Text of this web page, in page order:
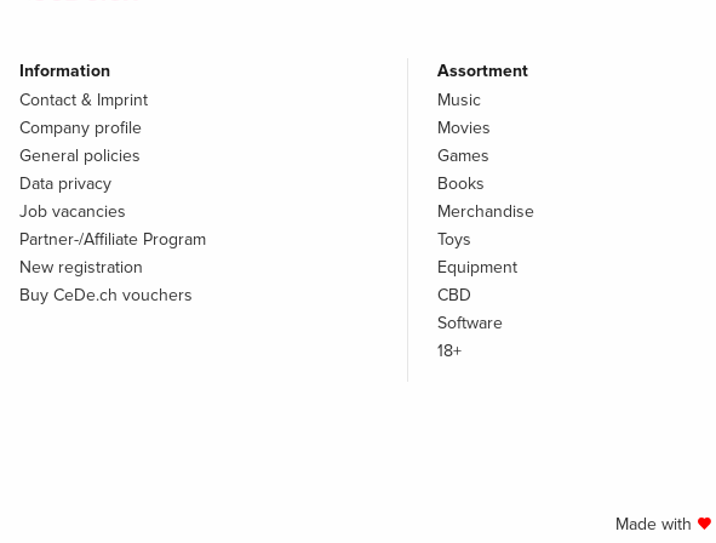
Information
Contact & Imprint
Company profile
General policies
Data privacy
Job vacancies
Partner-/Affiliate Program
New registration
Buy CeDe.ch vouchers
Assortment
Music
Movies
Games
Books
Merchandise
Toys
Equipment
CBD
Software
18+
Made with